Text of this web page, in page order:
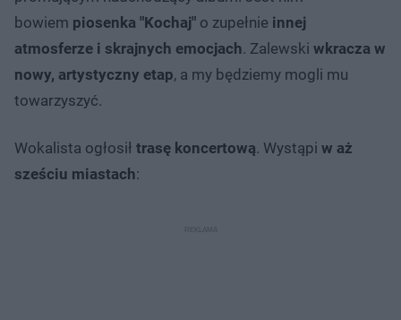
bowiem piosenka "Kochaj" o zupełnie innej
atmosferze i skrajnych emocjach. Zalewski wkracza w
nowy, artystyczny etap, a my będziemy mogli mu
towarzyszyć.
Wokalista ogłosił trasę koncertową. Wystąpi w aż
sześciu miastach: